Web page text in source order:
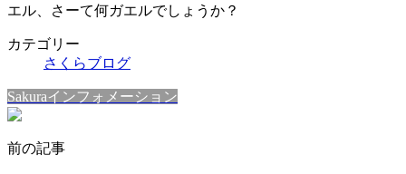
エル、さーて何ガエルでしょうか？
カテゴリー
さくらブログ
Sakuraインフォメーション
前の記事